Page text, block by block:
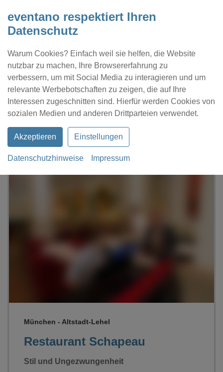
eventano respektiert Ihren
Datenschutz
Warum Cookies? Einfach weil sie helfen, die Website
nutzbar zu machen, Ihre Browsererfahrung zu
verbessern, um mit Social Media zu interagieren und um
relevante Werbebotschaften zu zeigen, die auf Ihre
Interessen zugeschnitten sind. Hierfür werden Cookies von
sozialen Medien und anderen Drittparteien verwendet.
Akzeptieren Einstellungen
Datenschutzhinweise Impressum
Kontakt Location eintragen Profil
Restaurant Schapeau
Restaurant Schapeau
München - Altstadt-Lehel
Stil und Ungezwungenheit